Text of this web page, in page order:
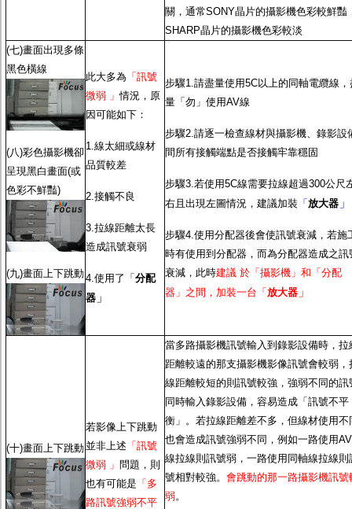
關，通常SONY晶片的攝影機色彩較鮮豔
SHARP晶片的攝影機色彩較淡
(七)畫面出現多條
黑色橫線
(八)彩色攝影機卻
呈現黑白畫面(或
色彩不鮮豔)
(九)畫面上下跳動
此大多為 「訊號
微弱 」情況，原
因可能如下：
1.線太細或線材
品質較差
2.接觸不良
3.拉線距離太長
造成訊號衰弱
4.使用了「 分配
器 」
步驟1.請盡量使用5C以上的同軸電纜線，
量「勿」使用AV線
步驟2.請逐一檢查線材與攝影機、錄影設
間所有接觸端點是否接觸牢靠穩固
步驟3.若使用5C線需要拉線超過300公尺
右且出現左圖情況，建議加裝 「 放大器 」
步驟4.使用分配器後會使訊號衰減，若施
時有使用到分配器，而為分配器造成之訊
衰減，此時建議 於「攝影機」和「分配
器」之間，加裝一台「 放大器 」
(十)畫面上下跳動
若影像上下跳動
並非上述 「訊號
微弱 」 問題，則
也有可能是 「多
路訊號強弱不平
當多路攝影機訊號輸入到錄影設備時，拉
距離較遠的那支攝影機影像訊號會較弱，
線距離較短的則訊號較強，強弱不同的訊
同時輸入錄影設備，容易造成「訊號不平
衡」。若拉線距離差不多，但線材使用不
也會造成訊號強弱不同，例如一路使用AV
線拉線則訊號弱，一路使用同軸線拉線則
號相對較強。 會跳動的那一路攝影機訊號
弱。